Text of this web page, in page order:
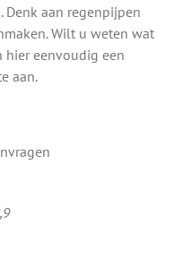
aan regenpijpen
Wilt u weten wat
hier eenvoudig een
aan.